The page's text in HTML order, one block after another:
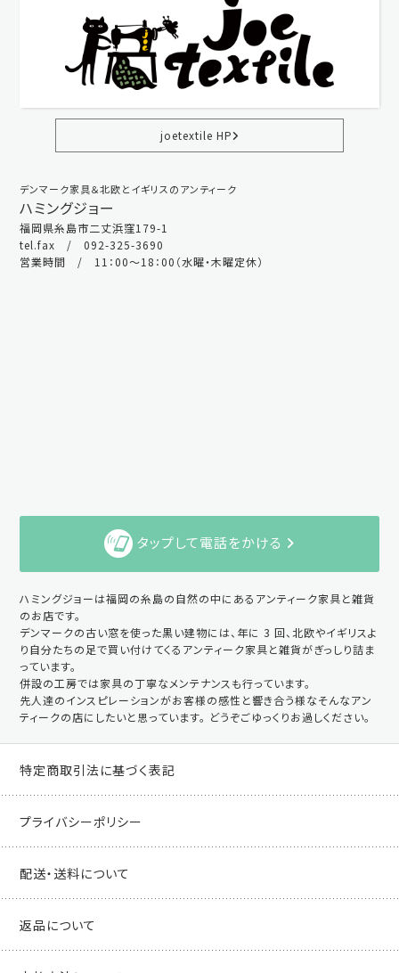
joetextile HP
デンマーク家具＆北欧とイギリスのアンティーク
ハミングジョー
福岡県糸島市二丈浜窪179-1
tel.fax / 092-325-3690
営業時間 / 11：00～18：00（水曜・木曜定休）
タップして電話をかける
ハミングジョーは福岡の糸島の自然の中にあるアンティーク家具と雑貨
のお店です。
デンマークの古い窓を使った黒い建物には、年に 3 回、北欧やイギリスよ
り自分たちの足で買い付けてくるアンティーク家具と雑貨がぎっしり詰ま
っています。
併設の工房では家具の丁寧なメンテナンスも行っています。
先人達のインスピレーションがお客様の感性と響き合う様なそんなアン
ティークの店にしたいと思っています。 どうぞごゆっくりお過しください。
特定商取引法に基づく表記
プライバシーポリシー
配送・送料について
返品について